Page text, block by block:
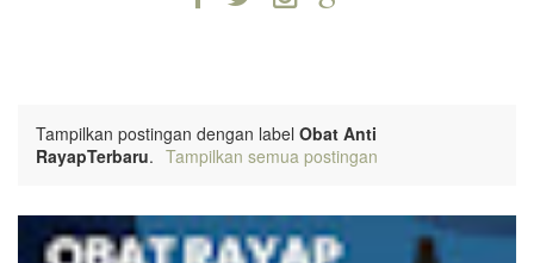
Tampilkan postingan dengan label Obat Anti
RayapTerbaru. Tampilkan semua postingan